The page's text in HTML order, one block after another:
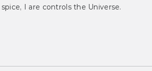
I are controls the Universe.